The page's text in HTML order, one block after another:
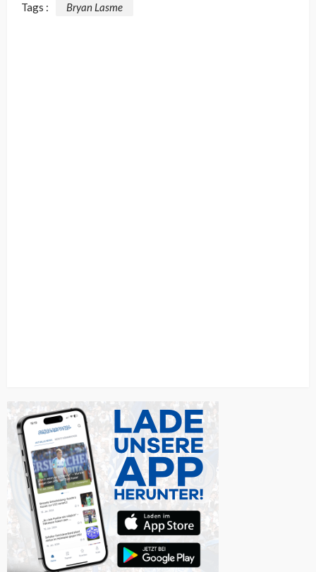
Tags : Bryan Lasme